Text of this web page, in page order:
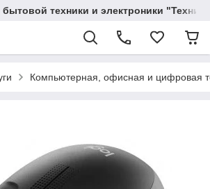
бытовой техники и электроники
Компьютерная, офисная и цифровая